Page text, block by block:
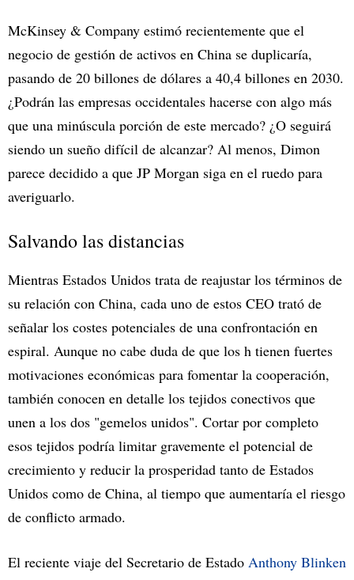
McKinsey & Company estimó recientemente que el
negocio de gestión de activos en China se duplicaría,
pasando de 20 billones de dólares a 40,4 billones en 2030.
¿Podrán las empresas occidentales hacerse con algo más
que una minúscula porción de este mercado? ¿O seguirá
siendo un sueño difícil de alcanzar? Al menos, Dimon
parece decidido a que JP Morgan siga en el ruedo para
averiguarlo.
Salvando las distancias
Mientras Estados Unidos trata de reajustar los términos de
su relación con China, cada uno de estos CEO trató de
señalar los costes potenciales de una confrontación en
espiral. Aunque no cabe duda de que los h tienen fuertes
motivaciones económicas para fomentar la cooperación,
también conocen en detalle los tejidos conectivos que
unen a los dos "gemelos unidos". Cortar por completo
esos tejidos podría limitar gravemente el potencial de
crecimiento y reducir la prosperidad tanto de Estados
Unidos como de China, al tiempo que aumentaría el riesgo
de conflicto armado.
El reciente viaje del Secretario de Estado Anthony Blinken